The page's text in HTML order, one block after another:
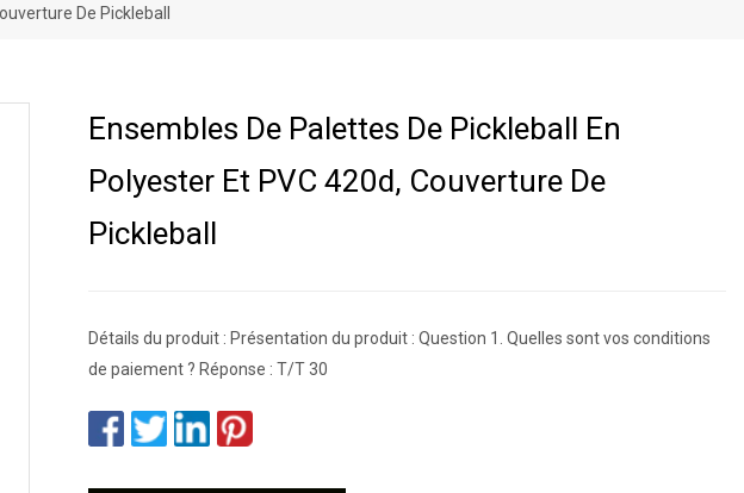
De Pickleball
Ensembles De Palettes De Pickleball En
Polyester Et PVC 420d, Couverture De
Pickleball
Détails du produit : Présentation du produit : Question 1. Quelles sont vos conditions
de paiement ? Réponse : T/T 30